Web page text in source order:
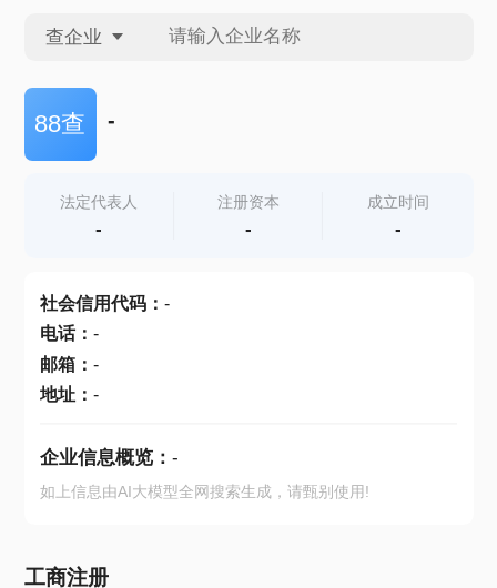
查企业
查企业
查产地
88查 -
法定代表人
-
注册资本
-
成立时间
-
社会信用代码： -
电话： -
邮箱： -
地址： -
企业信息概览： -
如上信息由AI大模型全网搜索生成，请甄别使用!
工商注册